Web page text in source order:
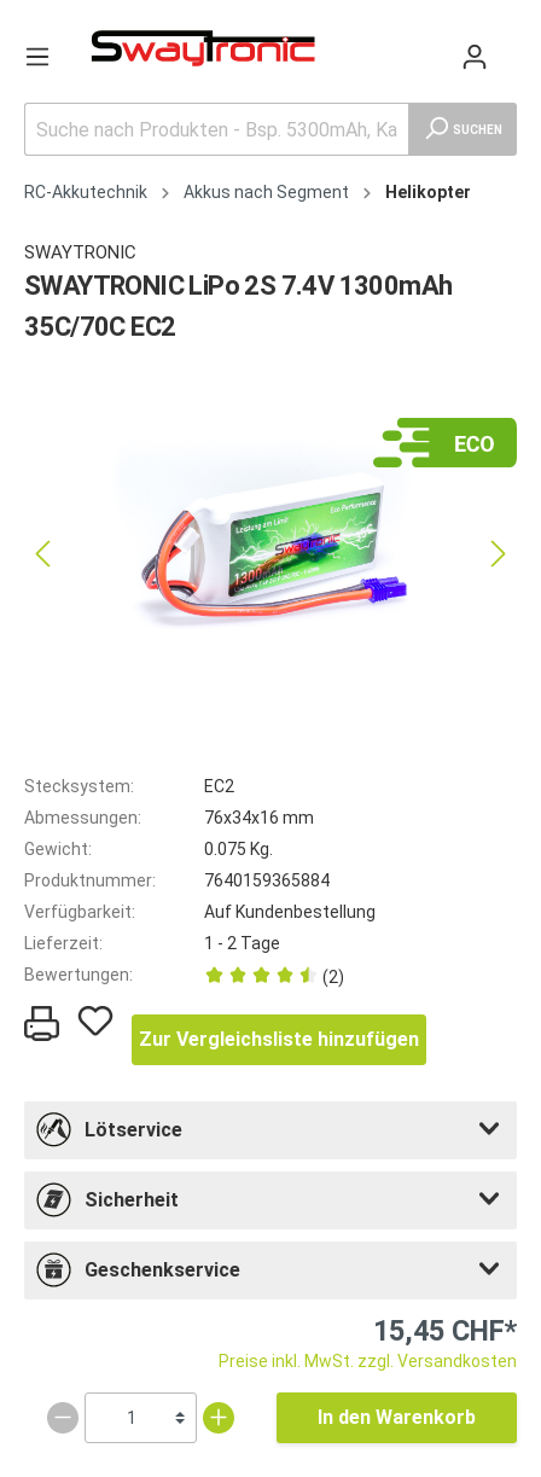
SUCHEN
RC-Akkutechnik Akkus nach Segment Helikopter
SWAYTRONIC
SWAYTRONIC LiPo 2S 7.4V 1300mAh
35C/70C EC2
Stecksystem:
EC2
Abmessungen:
76x34x16 mm
Gewicht:
0.075 Kg.
Produktnummer:
7640159365884
Verfügbarkeit:
Auf Kundenbestellung
Lieferzeit:
1 - 2 Tage
Bewertungen:
(2)
Zur Vergleichsliste hinzufügen
Lötservice
Sicherheit
Geschenkservice
15,45 CHF*
Preise inkl. MwSt. zzgl. Versandkosten
In den Warenkorb